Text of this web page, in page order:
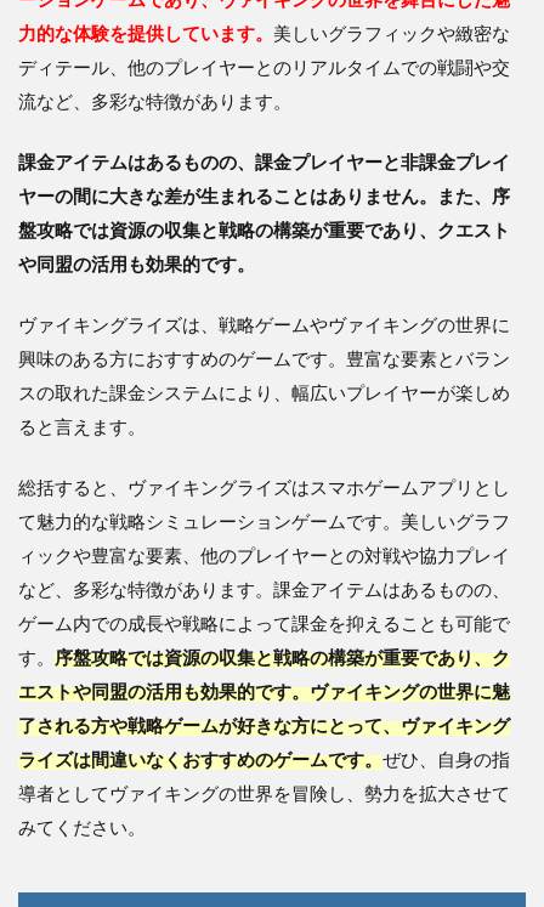
力的な体験を提供しています。 美しいグラフィックや緻密な
ディテール、他のプレイヤーとのリアルタイムでの戦闘や交
流など、多彩な特徴があります。
課金アイテムはあるものの、課金プレイヤーと非課金プレイ
ヤーの間に大きな差が生まれることはありません。また、序
盤攻略では資源の収集と戦略の構築が重要であり、クエスト
や同盟の活用も効果的です。
ヴァイキングライズは、戦略ゲームやヴァイキングの世界に
興味のある方におすすめのゲームです。豊富な要素とバラン
スの取れた課金システムにより、幅広いプレイヤーが楽しめ
ると言えます。
総括すると、ヴァイキングライズはスマホゲームアプリとし
て魅力的な戦略シミュレーションゲームです。美しいグラフ
ィックや豊富な要素、他のプレイヤーとの対戦や協力プレイ
など、多彩な特徴があります。課金アイテムはあるものの、
ゲーム内での成長や戦略によって課金を抑えることも可能で
す。 序盤攻略では資源の収集と戦略の構築が重要であり、ク
エストや同盟の活用も効果的です。ヴァイキングの世界に魅
了される方や戦略ゲームが好きな方にとって、ヴァイキング
ライズは間違いなくおすすめのゲームです。ぜひ、自身の指
導者としてヴァイキングの世界を冒険し、勢力を拡大させて
みてください。